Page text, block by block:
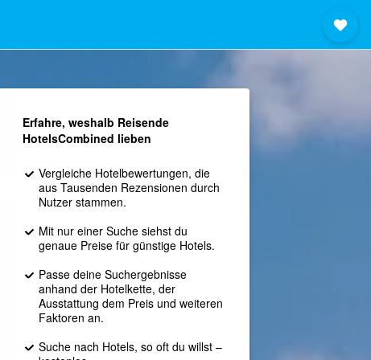
Erfahre, weshalb Reisende
HotelsCombined lieben
Vergleiche Hotelbewertungen, die
aus Tausenden Rezensionen durch
Nutzer stammen.
Mit nur einer Suche siehst du
genaue Preise für günstige Hotels.
Passe deine Suchergebnisse
anhand der Hotelkette, der
Ausstattung dem Preis und weiteren
Faktoren an.
Suche nach Hotels, so oft du willst –